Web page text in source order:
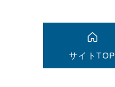
サイトTOP